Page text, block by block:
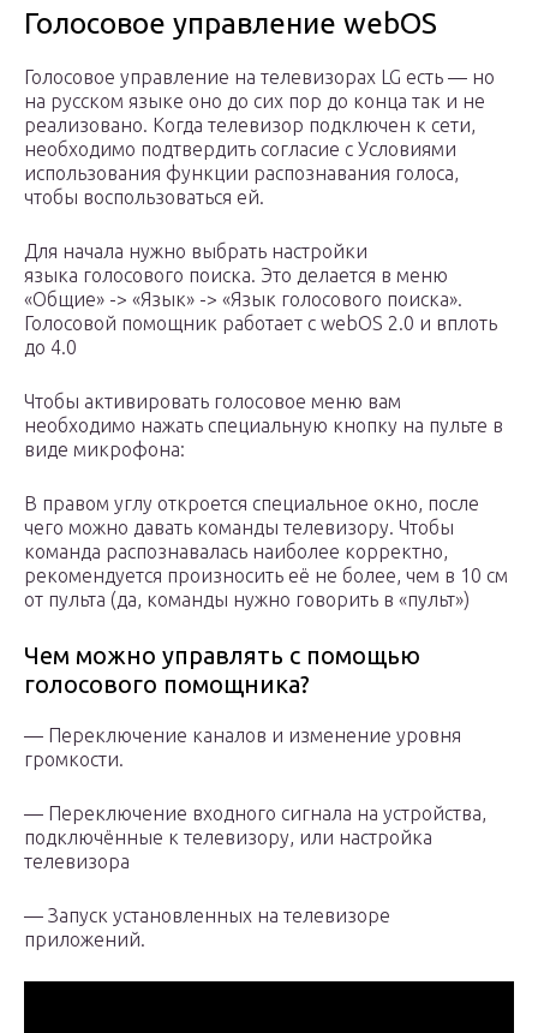
Голосовое управление webOS
Голосовое управление на телевизорах LG есть — но
на русском языке оно до сих пор до конца так и не
реализовано. Когда телевизор подключен к сети,
необходимо подтвердить согласие с Условиями
использования функции распознавания голоса,
чтобы воспользоваться ей.
Для начала нужно выбрать настройки
языка голосового поиска. Это делается в меню
«Общие» -> «Язык» -> «Язык голосового поиска».
Голосовой помощник работает с webOS 2.0 и вплоть
до 4.0
Чтобы активировать голосовое меню вам
необходимо нажать специальную кнопку на пульте в
виде микрофона:
В правом углу откроется специальное окно, после
чего можно давать команды телевизору. Чтобы
команда распознавалась наиболее корректно,
рекомендуется произносить её не более, чем в 10 см
от пульта (да, команды нужно говорить в «пульт»)
Чем можно управлять с помощью
голосового помощника?
— Переключение каналов и изменение уровня
громкости.
— Переключение входного сигнала на устройства,
подключённые к телевизору, или настройка
телевизора
— Запуск установленных на телевизоре
приложений.